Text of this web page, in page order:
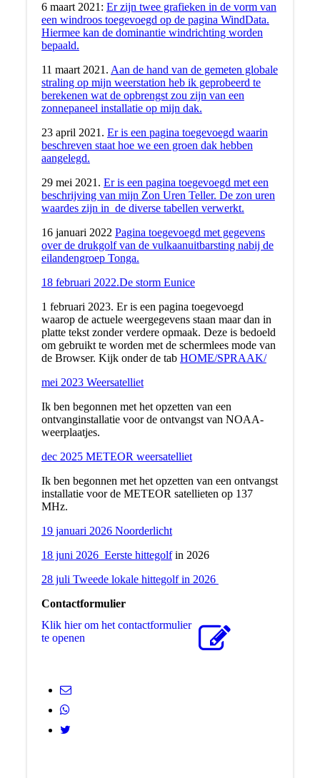
6 maart 2021: Er zijn twee grafieken in de vorm van
een windroos toegevoegd op de pagina WindData.
Hiermee kan de dominantie windrichting worden
bepaald.
11 maart 2021. Aan de hand van de gemeten globale
straling op mijn weerstation heb ik geprobeerd te
berekenen wat de opbrengst zou zijn van een
zonnepaneel installatie op mijn dak.
23 april 2021. Er is een pagina toegevoegd waarin
beschreven staat hoe we een groen dak hebben
aangelegd.
29 mei 2021. Er is een pagina toegevoegd met een
beschrijving van mijn Zon Uren Teller. De zon uren
waardes zijn in de diverse tabellen verwerkt.
16 januari 2022 Pagina toegevoegd met gegevens
over de drukgolf van de vulkaanuitbarsting nabij de
eilandengroep Tonga.
18 februari 2022.De storm Eunice
1 februari 2023. Er is een pagina toegevoegd
waarop de actuele weergegevens staan maar dan in
platte tekst zonder verdere opmaak. Deze is bedoeld
om gebruikt te worden met de schermlees mode van
de Browser. Kijk onder de tab HOME/SPRAAK/
mei 2023 Weersatelliet
Ik ben begonnen met het opzetten van een
ontvanginstallatie voor de ontvangst van NOAA-
weerplaatjes.
dec 2025 METEOR weersatelliet
Ik ben begonnen met het opzetten van een ontvangst
installatie voor de METEOR satellieten op 137
MHz.
19 januari 2026 Noorderlicht
18 juni 2026 Eerste hittegolfin 2026
28 juli Tweede lokale hittegolf in 2026
Contactformulier
Klik hier om het contactformulier
te openen